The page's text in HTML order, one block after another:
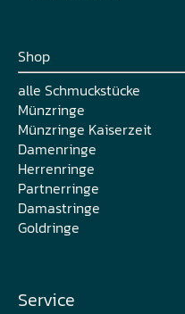
Shop
alle Schmuckstücke
Münzringe
Münzringe Kaiserzeit
Damenringe
Herrenringe
Partnerringe
Damastringe
Goldringe
Service